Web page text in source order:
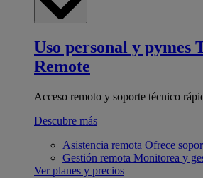
Uso personal y pymes
Remote
Acceso remoto y soporte técnico
Descubre más
Asistencia remota Ofrece
Gestión remota Monitorea y
Ver planes y precios